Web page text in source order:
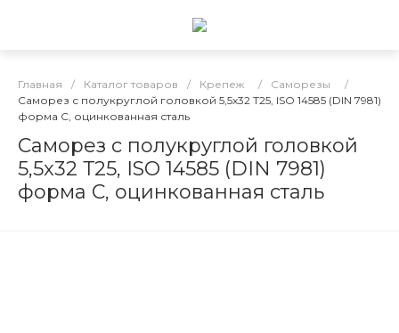
Главная / Каталог товаров / Крепеж / Саморезы
/
Саморез с полукруглой головкой 5,5x32 Т25, ISO 14585 (DIN 7981)
форма С, оцинкованная сталь
Саморез с полукруглой головкой
5,5x32 Т25, ISO 14585 (DIN 7981)
форма С, оцинкованная сталь